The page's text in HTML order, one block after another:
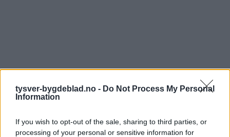
tysver-bygdeblad.no - Do Not Process My Personal
Information
If you wish to opt-out of the sale, sharing to third parties, or
processing of your personal or sensitive information for